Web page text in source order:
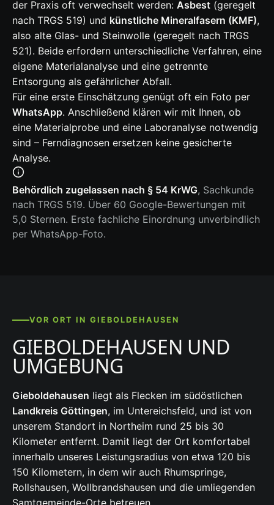
der Praxis oft verwechselt werden: Asbest (geregelt
nach TRGS 519) und künstliche Mineralfasern (KMF),
also alte Glas- und Steinwolle (geregelt nach TRGS
521). Beide erfordern unterschiedliche Verfahren, eine
eigene Materialanalyse und eine getrennte
Entsorgung als gefährlicher Abfall.
Für eine erste Einschätzung genügt oft ein Foto per
WhatsApp. Anschließend klären wir mit Ihnen, ob
eine Materialprobe und eine Laboranalyse notwendig
sind – Ferndiagnosen ersetzen keine gesicherte
Analyse.
Behördlich zugelassen nach § 54 KrWG, Sachkunde
nach TRGS 519. Über 60 Google-Bewertungen mit
5,0 Sternen. Erste fachliche Einordnung unverbindlich
per WhatsApp-Foto.
VOR ORT IN GIEBOLDEHAUSEN
GIEBOLDEHAUSEN UND
UMGEBUNG
Gieboldehausen liegt als Flecken im südöstlichen
Landkreis Göttingen, im Untereichsfeld, und ist von
unserem Standort in Northeim rund 25 bis 30
Kilometer entfernt. Damit liegt der Ort komfortabel
innerhalb unseres Leistungsradius von etwa 120 bis
150 Kilometern, in dem wir auch Rhumspringe,
Rollshausen, Wollbrandshausen und die umliegenden
Samtgemeinde-Orte betreuen.